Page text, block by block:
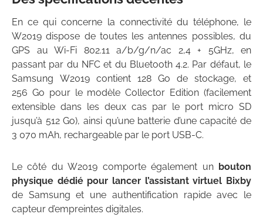
En ce qui concerne la connectivité du téléphone, le
W2019 dispose de toutes les antennes possibles, du
GPS au Wi-Fi 802.11 a/b/g/n/ac 2,4 + 5GHz, en
passant par du NFC et du Bluetooth 4.2. Par défaut, le
Samsung W2019 contient 128 Go de stockage, et
256 Go pour le modèle Collector Edition (facilement
extensible dans les deux cas par le port micro SD
jusqu’à 512 Go), ainsi qu’une batterie d’une capacité de
3 070 mAh, rechargeable par le port USB-C.
Le côté du W2019 comporte également un bouton
physique dédié pour lancer l’assistant virtuel Bixby
de Samsung et une authentification rapide avec le
capteur d’empreintes digitales.